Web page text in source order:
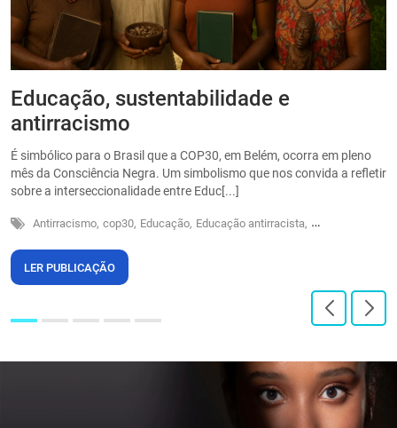
Educação, sustentabilidade e
antirracismo
É simbólico para o Brasil que a COP30, em Belém, ocorra em pleno
mês da Consciência Negra. Um simbolismo que nos convida a refletir
sobre a interseccionalidade entre Educ[...]
Antirracismo, cop30, Educação, Educação antirracista, Sustentabilidade
LER PUBLICAÇÃO